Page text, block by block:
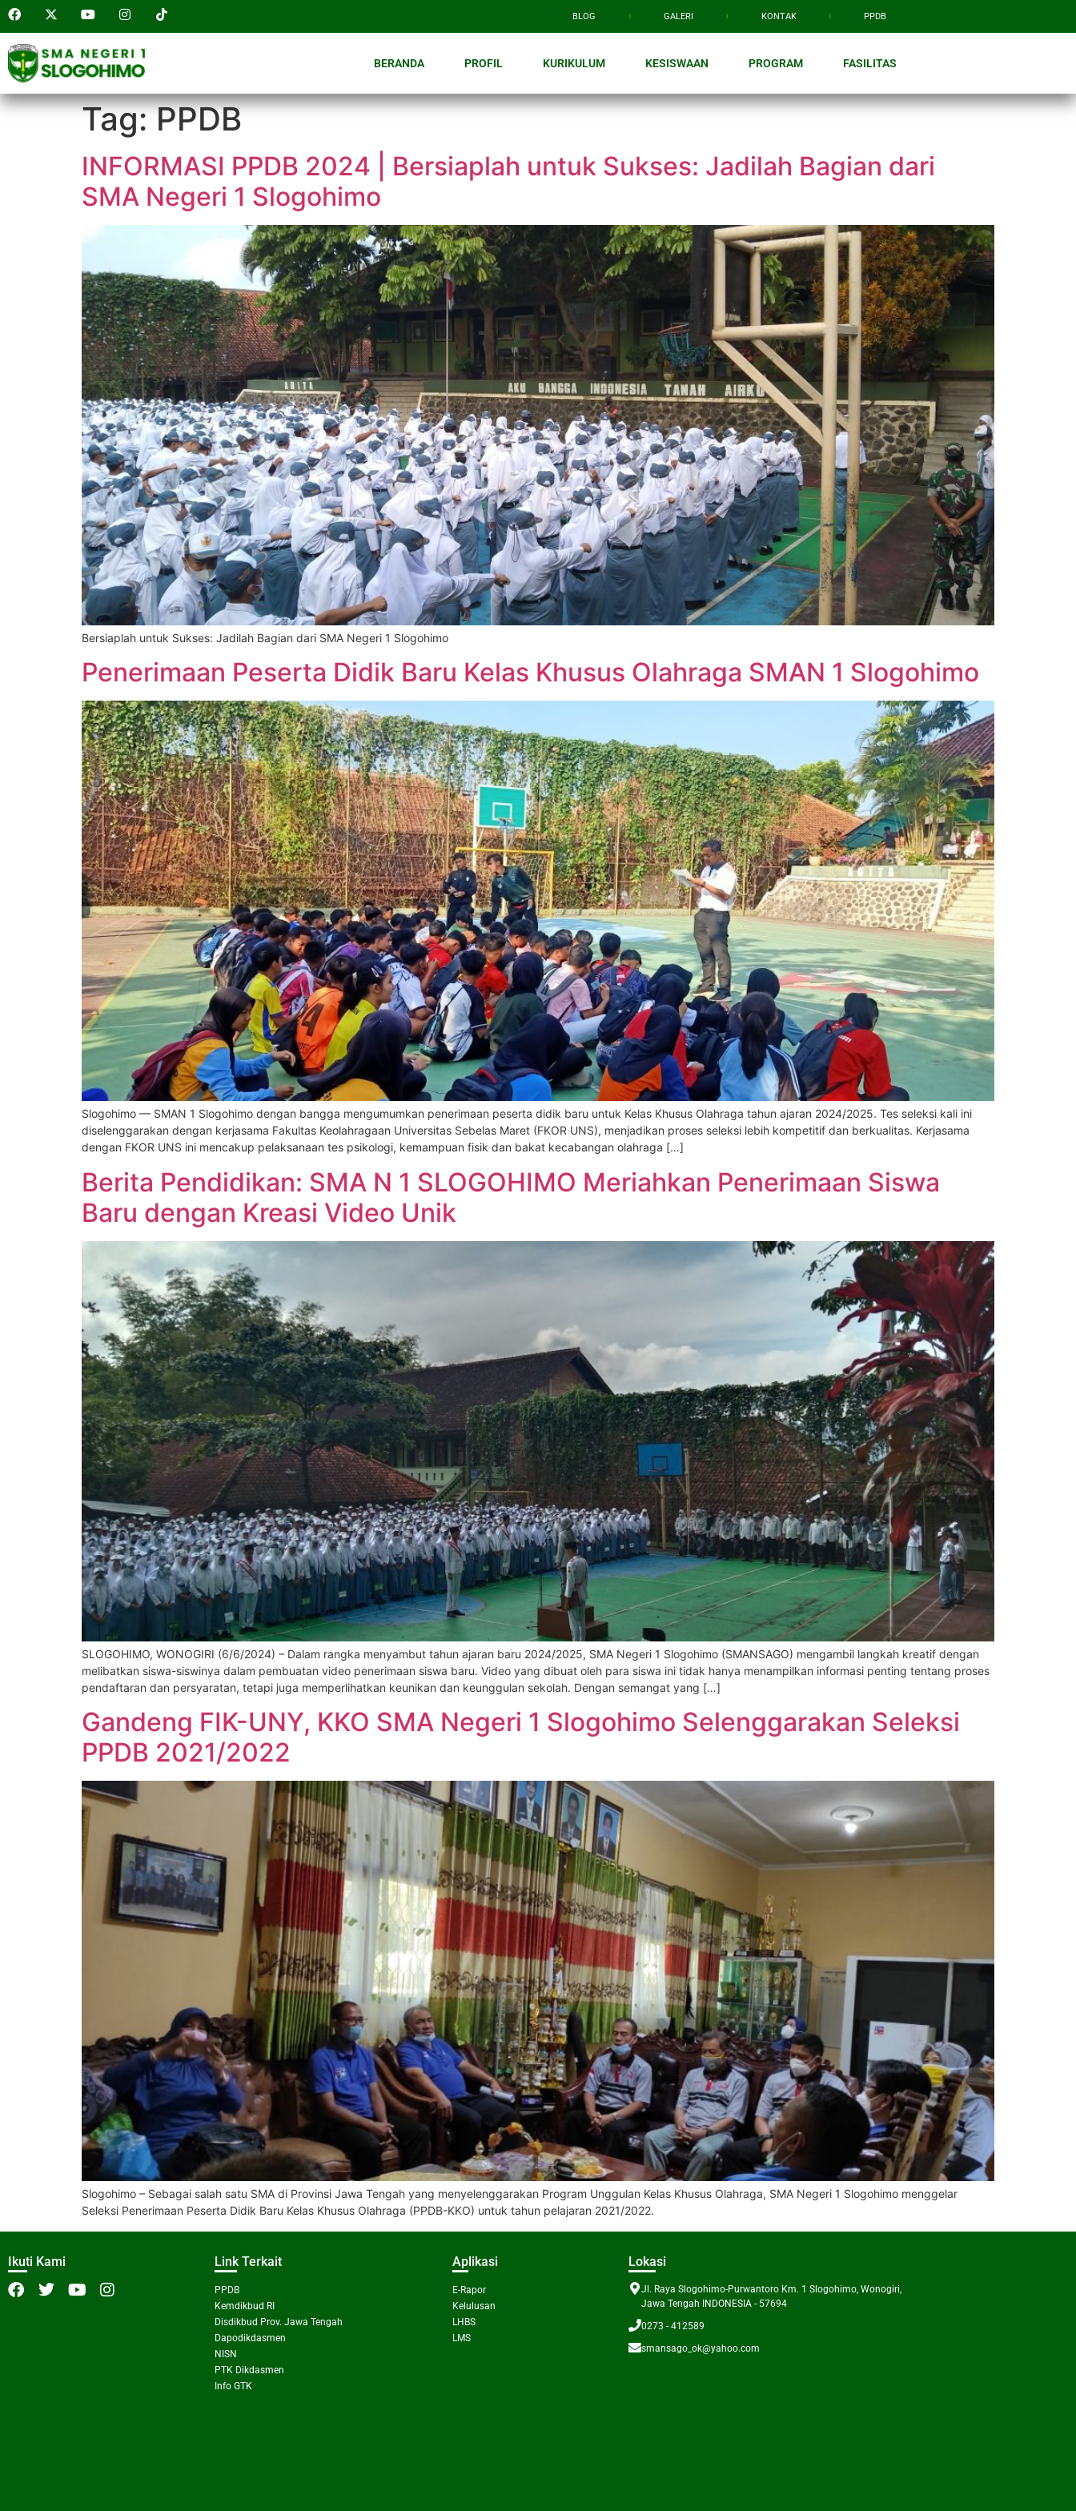
BLOG GALERI KONTAK PPDB
BERANDA PROFIL KURIKULUM KESISWAAN PROGRAM FASILITAS
Tag:PPDB
INFORMASI PPDB 2024 | Bersiaplah untuk Sukses: Jadilah Bagian dari
SMA Negeri 1 Slogohimo
Bersiaplah untuk Sukses: Jadilah Bagian dari SMA Negeri 1 Slogohimo
Penerimaan Peserta Didik Baru Kelas Khusus Olahraga SMAN 1 Slogohimo
Slogohimo — SMAN 1 Slogohimo dengan bangga mengumumkan penerimaan peserta didik baru untuk Kelas Khusus Olahraga tahun ajaran 2024/2025. Tes seleksi kali ini
diselenggarakan dengan kerjasama Fakultas Keolahragaan Universitas Sebelas Maret (FKOR UNS), menjadikan proses seleksi lebih kompetitif dan berkualitas. Kerjasama
dengan FKOR UNS ini mencakup pelaksanaan tes psikologi, kemampuan fisik dan bakat kecabangan olahraga […]
Berita Pendidikan: SMA N 1 SLOGOHIMO Meriahkan Penerimaan Siswa
Baru dengan Kreasi Video Unik
SLOGOHIMO, WONOGIRI (6/6/2024) – Dalam rangka menyambut tahun ajaran baru 2024/2025, SMA Negeri 1 Slogohimo (SMANSAGO) mengambil langkah kreatif dengan
melibatkan siswa-siswinya dalam pembuatan video penerimaan siswa baru. Video yang dibuat oleh para siswa ini tidak hanya menampilkan informasi penting tentang proses
pendaftaran dan persyaratan, tetapi juga memperlihatkan keunikan dan keunggulan sekolah. Dengan semangat yang […]
Gandeng FIK-UNY, KKO SMA Negeri 1 Slogohimo Selenggarakan Seleksi
PPDB 2021/2022
Slogohimo – Sebagai salah satu SMA di Provinsi Jawa Tengah yang menyelenggarakan Program Unggulan Kelas Khusus Olahraga, SMA Negeri 1 Slogohimo menggelar
Seleksi Penerimaan Peserta Didik Baru Kelas Khusus Olahraga (PPDB-KKO) untuk tahun pelajaran 2021/2022.
Ikuti Kami Link Terkait
PPDB
Kemdikbud RI
Disdikbud Prov. Jawa Tengah
Dapodikdasmen
NISN
PTK Dikdasmen
Info GTK
Aplikasi
E-Rapor
Kelulusan
LHBS
LMS
Lokasi
Jl. Raya Slogohimo-Purwantoro Km. 1 Slogohimo, Wonogiri,
Jawa Tengah INDONESIA - 57694
0273 - 412589
smansago_ok@yahoo.com